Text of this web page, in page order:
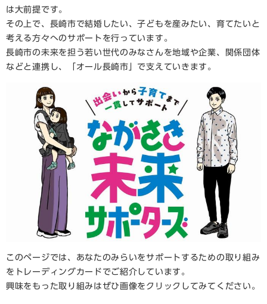
は大前提です。
その上で、長崎市で結婚したい、子どもを産みたい、育てたいと
考える方々へのサポートを行っています。
長崎市の未来を担う若い世代のみなさんを地域や企業、関係団体
などと連携し、「オール長崎市」で支えていきます。
このページでは、あなたのみらいをサポートするための取り組み
をトレーディングカードでご紹介しています。
興味をもった取り組みはぜひ画像をクリックしてみてください。